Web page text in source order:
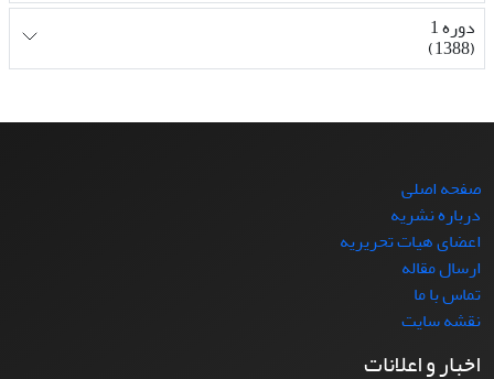
دوره 1
(1388)
صفحه اصلی
درباره نشریه
اعضای هیات تحریریه
ارسال مقاله
تماس با ما
نقشه سایت
اخبار و اعلانات